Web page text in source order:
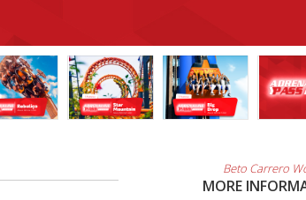
Beto Carrero
MORE